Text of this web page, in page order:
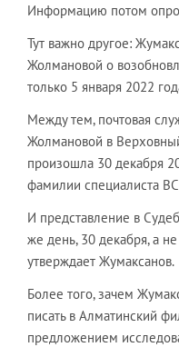
Информацию потом
Тут важно другое:
Жолмановой о
только 5 января 2022
Между тем, почтовая
Жолмановой в
произошла 30 декабря
фамилии специалиста
И представление в
же день, 30 декабря, а
утверждает Жумаксанов.
Более того, зачем
писать в Алматинский
предложением